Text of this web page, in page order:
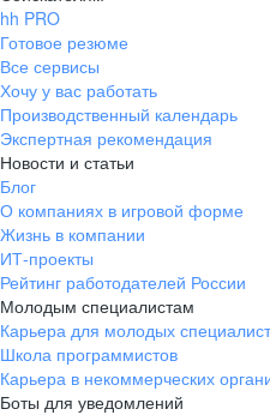
hh PRO
Готовое резюме
Все сервисы
Хочу у вас работать
Производственный календарь
Экспертная рекомендация
Новости и статьи
Блог
О компаниях в игровой форме
Жизнь в компании
ИТ-проекты
Рейтинг работодателей России
Молодым специалистам
Карьера для молодых
Школа программистов
Карьера в некоммерческих
Боты для уведомлений